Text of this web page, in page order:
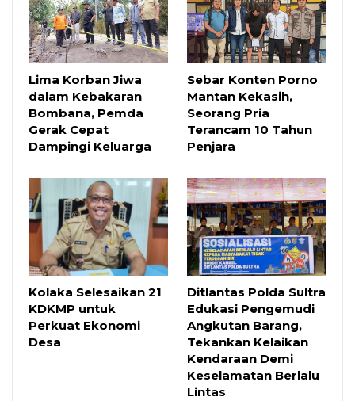
Lima Korban Jiwa
dalam Kebakaran
Bombana, Pemda
Gerak Cepat
Dampingi Keluarga
Sebar Konten Porno
Mantan Kekasih,
Seorang Pria
Terancam 10 Tahun
Penjara
Kolaka Selesaikan 21
KDKMP untuk
Perkuat Ekonomi
Desa
Ditlantas Polda Sultra
Edukasi Pengemudi
Angkutan Barang,
Tekankan Kelaikan
Kendaraan Demi
Keselamatan Berlalu
Lintas